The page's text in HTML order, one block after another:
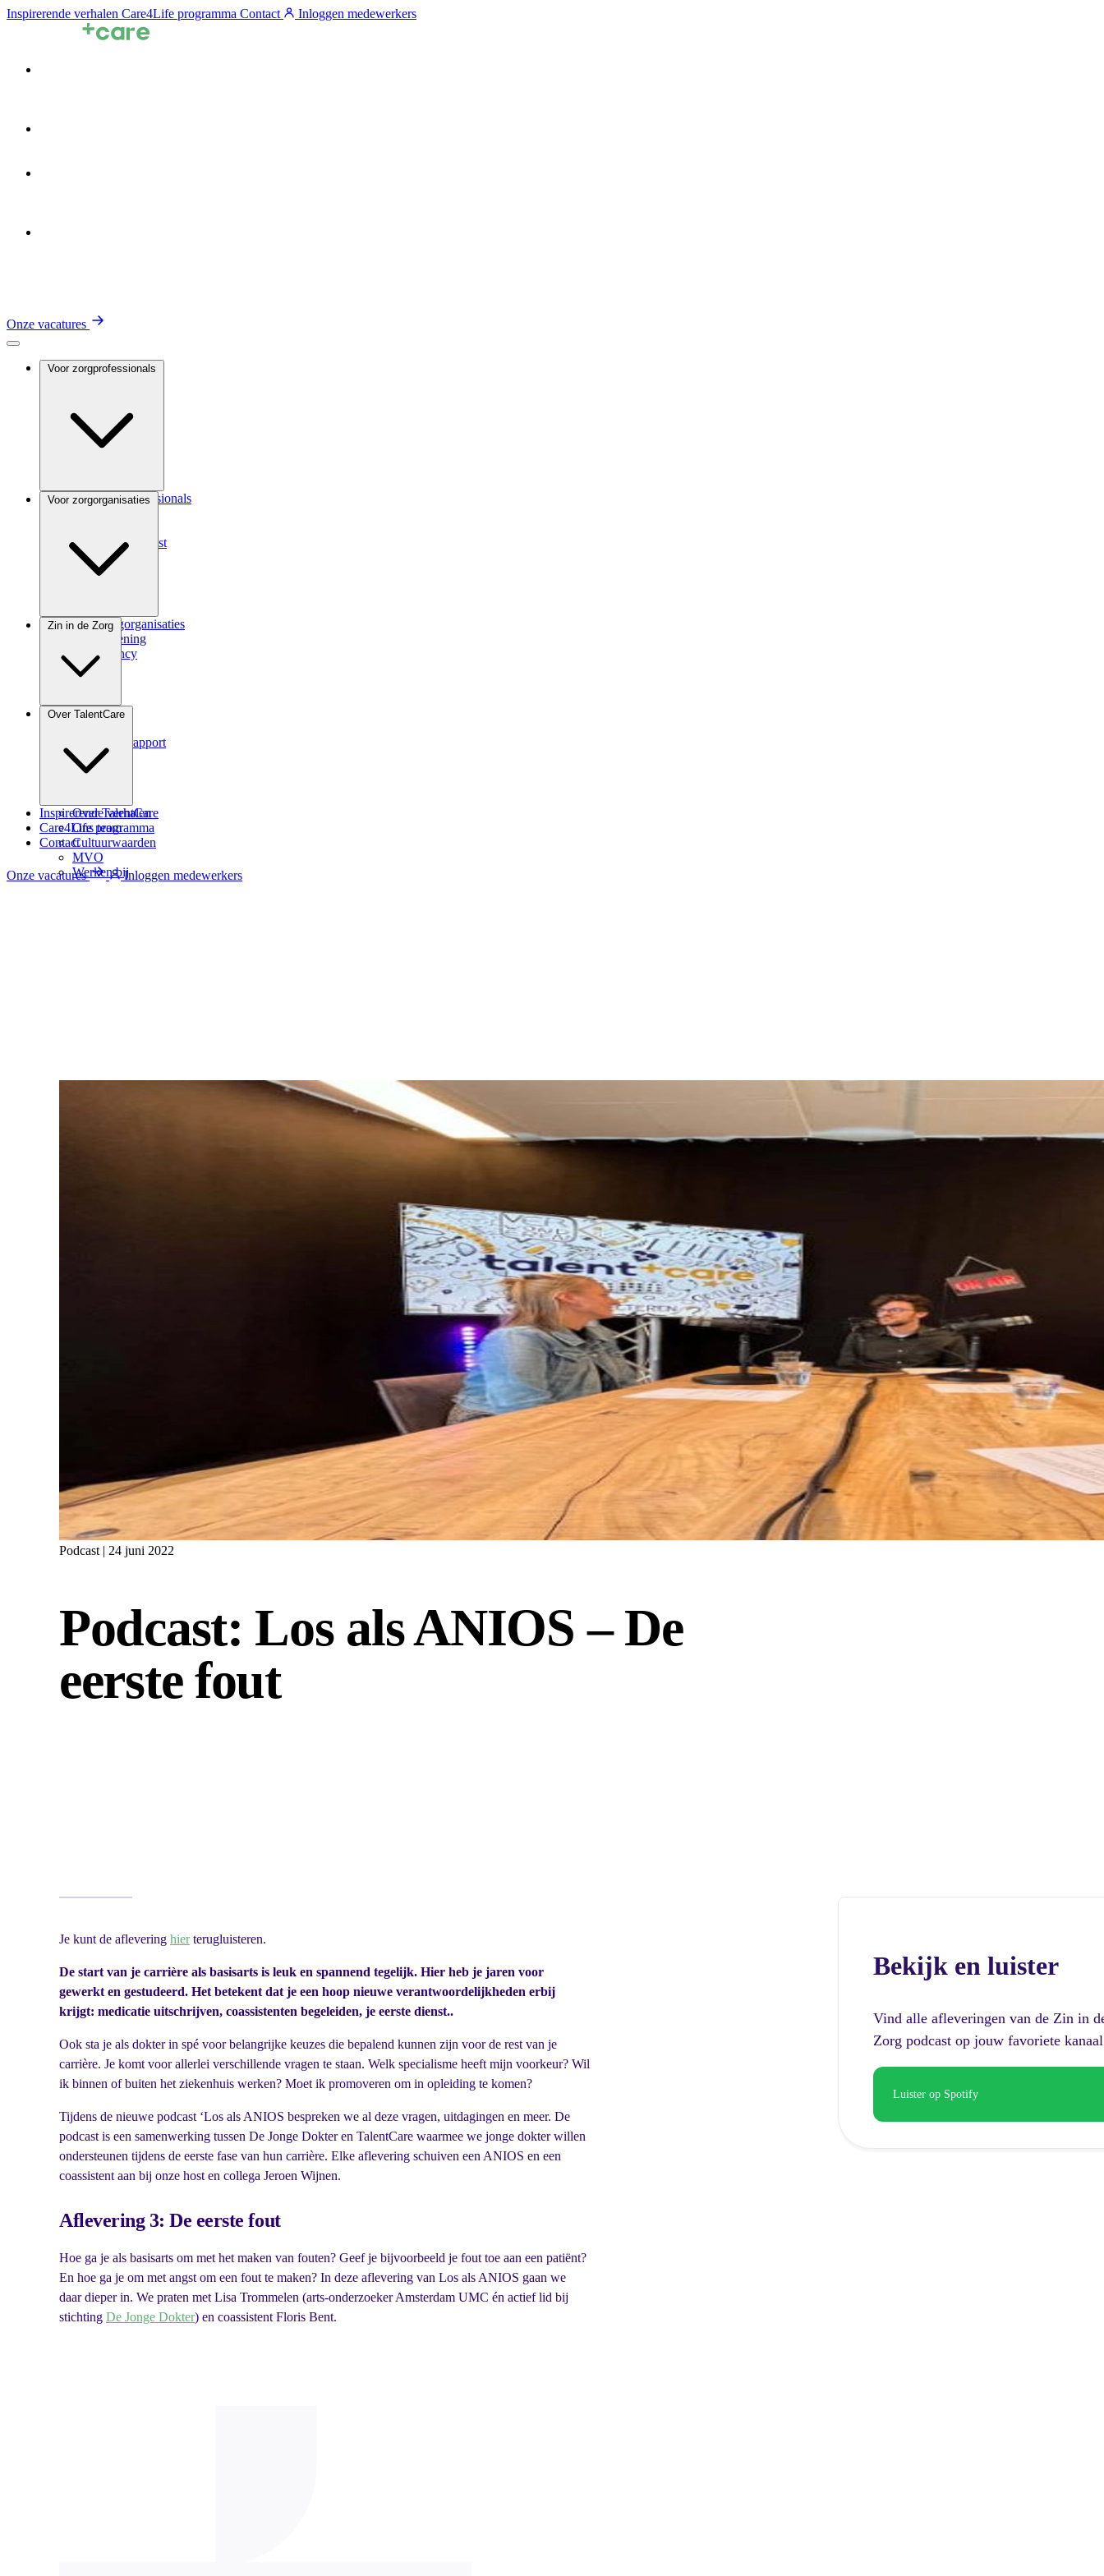
Inspirerende verhalen Care4Life programma Contact Inloggen medewerkers
Onze vacatures
Voor zorgprofessionals
Voor zorgprofessionals
Medisch specialist
Voor zorgorganisaties
Voor zorgorganisaties
Zorgverlening
Consultancy
Zin in de Zorg
Zindicator
Zindicator rapport
Over TalentCare
Over TalentCare
Ons team
Cultuurwaarden
MVO
Werken bij
Inspirerende verhalen
Care4Life programma
Contact
Onze vacatures Inloggen medewerkers
Podcast | 24 juni 2022
Podcast: Los als ANIOS – De
eerste fout
Je kunt de aflevering hierterugluisteren.
De start van je carrière als basisarts is leuk en spannend tegelijk. Hier heb je jaren voor
gewerkt en gestudeerd. Het betekent dat je een hoop nieuwe verantwoordelijkheden erbij
krijgt: medicatie uitschrijven, coassistenten begeleiden, je eerste dienst..
Ook sta je als dokter in spé voor belangrijke keuzes die bepalend kunnen zijn voor de rest van je
carrière. Je komt voor allerlei verschillende vragen te staan. Welk specialisme heeft mijn voorkeur? Wil
ik binnen of buiten het ziekenhuis werken? Moet ik promoveren om in opleiding te komen?
Tijdens de nieuwe podcast ‘Los als ANIOS bespreken we al deze vragen, uitdagingen en meer. De
podcast is een samenwerking tussen De Jonge Dokter en TalentCare waarmee we jonge dokter willen
ondersteunen tijdens de eerste fase van hun carrière. Elke aflevering schuiven een ANIOS en een
coassistent aan bij onze host en collega Jeroen Wijnen.
Aflevering 3: De eerste fout
Hoe ga je als basisarts om met het maken van fouten? Geef je bijvoorbeeld je fout toe aan een patiënt?
En hoe ga je om met angst om een fout te maken? In deze aflevering van Los als ANIOS gaan we
daar dieper in. We praten met Lisa Trommelen (arts-onderzoeker Amsterdam UMC én actief lid bij
stichting De Jonge Dokter) en coassistent Floris Bent.
Bekijk en luister
Vind alle afleveringen van de Zin in
Zorg podcast op jouw favoriete
Luister op Spotify